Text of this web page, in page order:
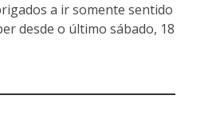
a ir somente sentido
desde o último sábado, 18